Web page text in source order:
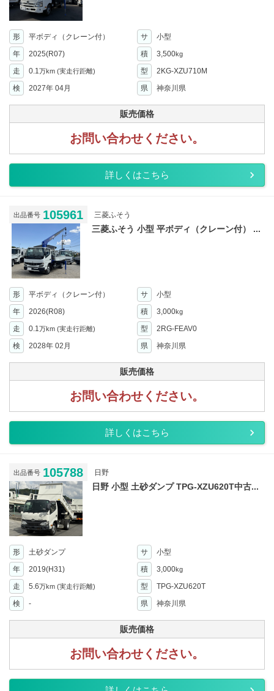
形 平ボディ（クレーン付） サ
小型
年
2025(R07) 積 3,500kg
走 0.1万km (実走行距離) 型
2KG-XZU710M
検
2027年 04月 県 神奈川県
販売価格
お問い合わせください。
詳しくはこちら
出品番号 105961 三菱ふそう
三菱ふそう 小型 平ボディ（クレーン付） ...
形 平ボディ（クレーン付） サ
小型
年
2026(R08) 積 3,000kg
走 0.1万km (実走行距離) 型
2RG-FEAV0
検
2028年 02月 県 神奈川県
販売価格
お問い合わせください。
詳しくはこちら
出品番号 105788 日野
日野 小型 土砂ダンプ TPG-XZU620T中古...
形 土砂ダンプ サ
小型
年
2019(H31) 積 3,000kg
走 5.6万km (実走行距離) 型
TPG-XZU620T
検
- 県 神奈川県
販売価格
お問い合わせください。